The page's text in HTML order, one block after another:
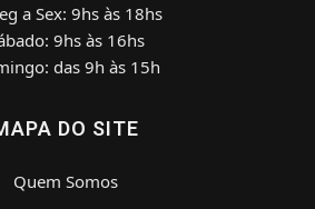
a Sex: 9hs às 18hs
9hs às 16hs
das 9h às 15h
DO SITE
Quem Somos